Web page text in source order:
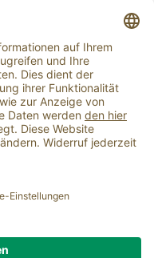
Münster
zzgl.
€.